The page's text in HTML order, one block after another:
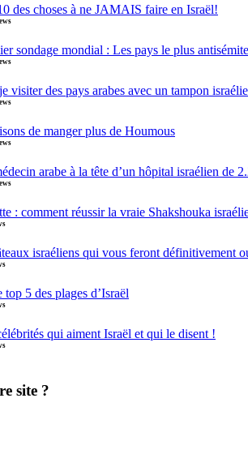
des choses à ne JAMAIS faire en Israël!
sondage mondial : Les pays le plus
visiter des pays arabes avec un tampon
de manger plus de Houmous
arabe à la tête d’un hôpital israélien de
: comment réussir la vraie Shakshouka
israéliens qui vous feront définitivement
top 5 des plages d’Israël
qui aiment Israël et qui le disent !
site ?